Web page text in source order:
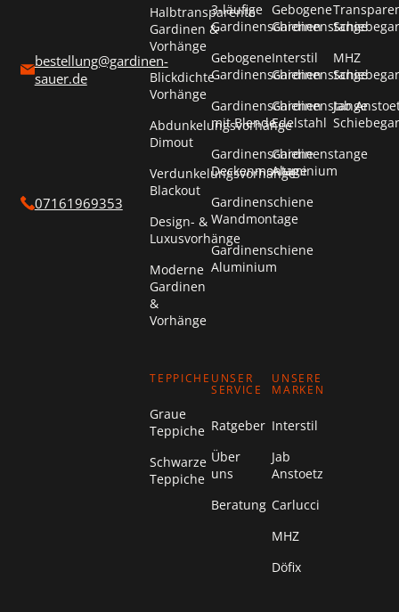
bestellung@gardinen-
sauer.de
07161969353
Halbtransparente
Gardinen &
Vorhänge
Blickdichte
Vorhänge
Abdunkelungsvorhänge
Dimout
Verdunkelungsvorhänge
Blackout
Design- &
Luxusvorhänge
Moderne
Gardinen
&
Vorhänge
3-läufige
Gardinenschienen
Gebogene
Gardinenschienen
Gardinenschienen
mit Blende
Gardinenschiene
Deckenmontage
Gardinenschiene
Wandmontage
Gardinenschiene
Aluminium
Gebogene
Gardinenstange
Interstil
Gardinenstange
Gardinenstange
Edelstahl
Gardinenstange
Aluminium
MHZ
Jab
TEPPICHE
Graue
Teppiche
Schwarze
Teppiche
UNSER
SERVICE
Ratgeber
Über
uns
Beratung
UNSERE
MARKEN
Interstil
Jab
Anstoetz
Carlucci
MHZ
Döfix